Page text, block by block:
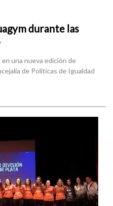
durante las
una nueva edición de
de Políticas de Igualdad